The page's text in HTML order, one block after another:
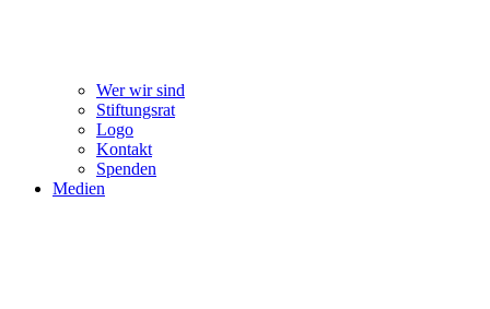
Wer wir sind
Stiftungsrat
Logo
Kontakt
Spenden
Medien